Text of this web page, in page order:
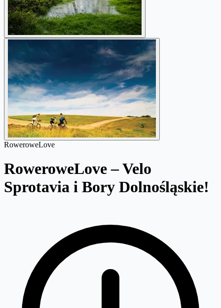
RoweroweLove
RoweroweLove – Velo
Sprotavia i Bory Dolnośląskie!